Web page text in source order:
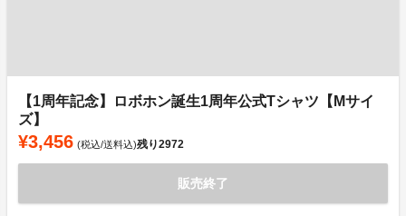
【1周年記念】ロボホン誕生1周年公式Tシャツ【Mサイ
ズ】
¥3,456 (税込/送料込)残り2972
販売終了